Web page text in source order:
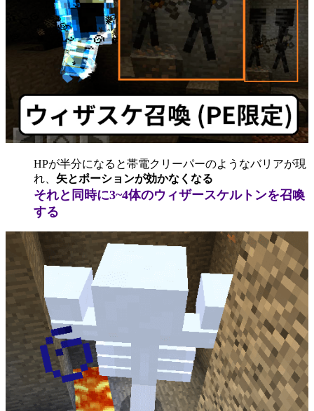
HPが半分になると帯電クリーパーのようなバリアが現
れ、 矢とポーションが効かなくなる
それと同時に3~4体のウィザースケルトンを召喚
する